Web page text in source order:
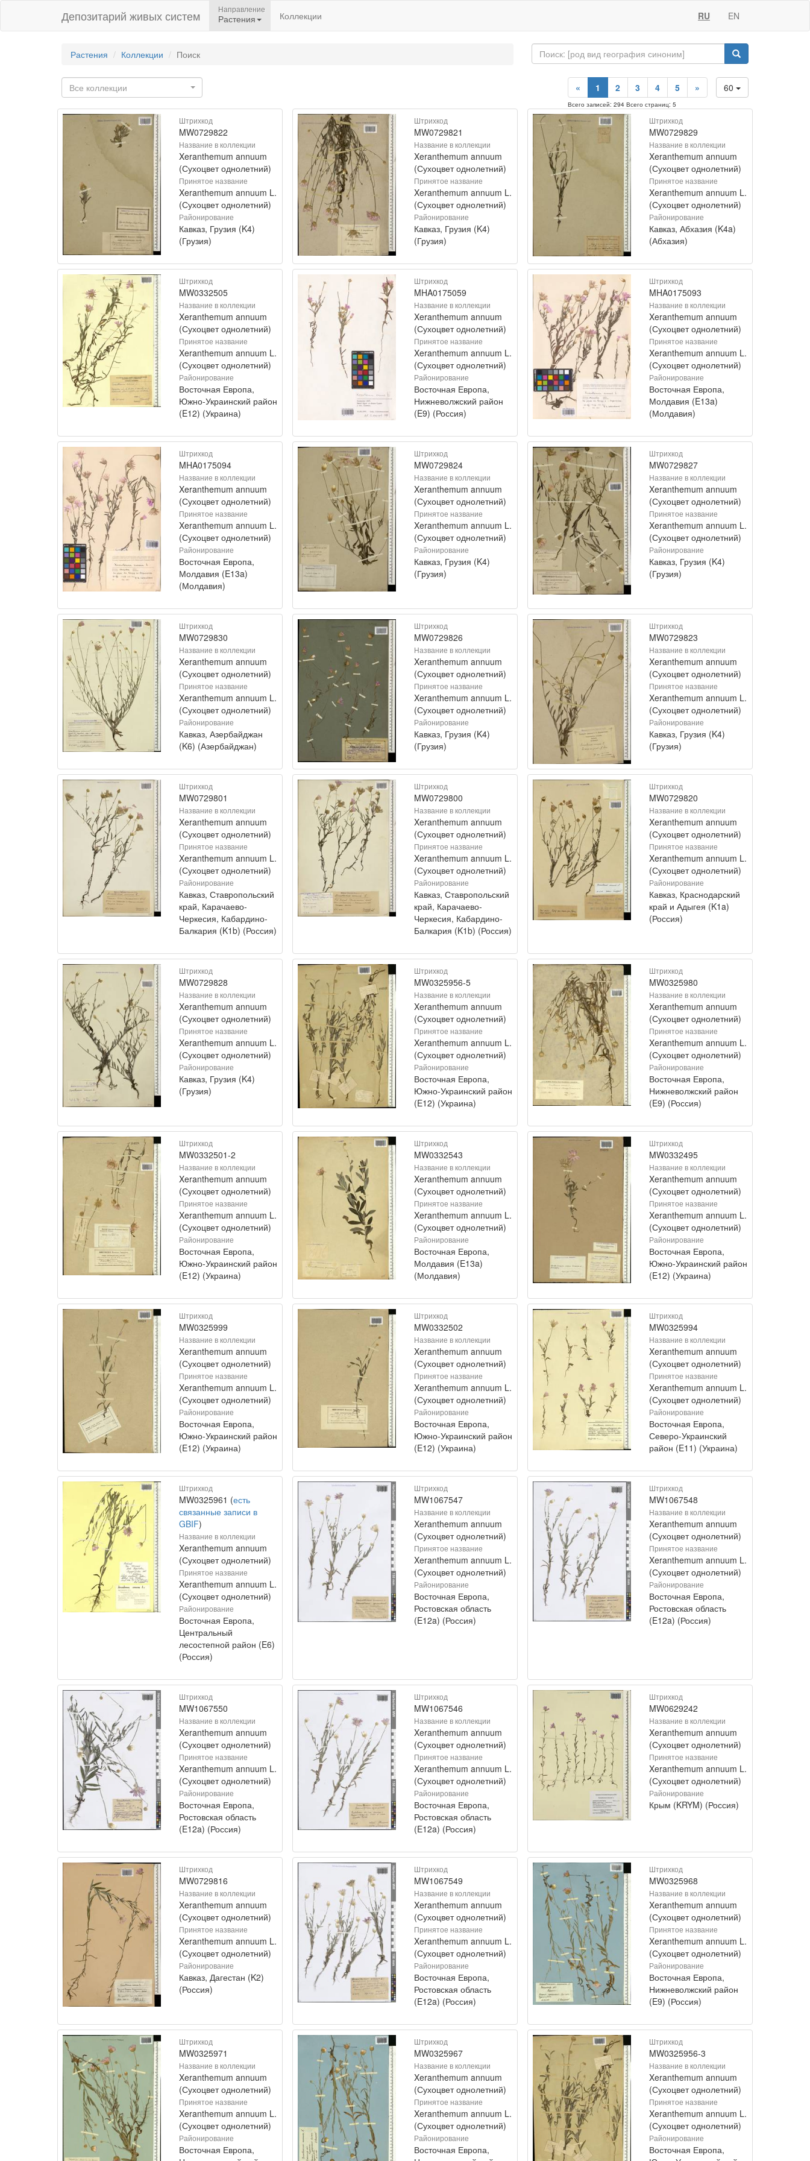
Депозитарий живых систем Направление
Растения Коллекции RU EN
Растения Коллекции Поиск
Все коллекции 60
« 1 2 3 4 5 »
Всего записей: 294 Всего страниц: 5
Штрихкод
MW0729822
Название в коллекции
Xeranthemum annuum
(Сухоцвет однолетний)
Принятое название
Xeranthemum annuum L.
(Сухоцвет однолетний)
Районирование
Кавказ, Грузия (K4)
(Грузия)
Штрихкод
MW0729821
Название в коллекции
Xeranthemum annuum
(Сухоцвет однолетний)
Принятое название
Xeranthemum annuum L.
(Сухоцвет однолетний)
Районирование
Кавказ, Грузия (K4)
(Грузия)
Штрихкод
MW0729829
Название в коллекции
Xeranthemum annuum
(Сухоцвет однолетний)
Принятое название
Xeranthemum annuum L.
(Сухоцвет однолетний)
Районирование
Кавказ, Абхазия (K4a)
(Абхазия)
Штрихкод
MW0332505
Название в коллекции
Xeranthemum annuum
(Сухоцвет однолетний)
Принятое название
Xeranthemum annuum L.
(Сухоцвет однолетний)
Районирование
Восточная Европа,
Южно-Украинский район
(E12) (Украина)
Штрихкод
MHA0175059
Название в коллекции
Xeranthemum annuum
(Сухоцвет однолетний)
Принятое название
Xeranthemum annuum L.
(Сухоцвет однолетний)
Районирование
Восточная Европа,
Нижневолжский район
(E9) (Россия)
Штрихкод
MHA0175093
Название в коллекции
Xeranthemum annuum
(Сухоцвет однолетний)
Принятое название
Xeranthemum annuum L.
(Сухоцвет однолетний)
Районирование
Восточная Европа,
Молдавия (E13a)
(Молдавия)
Штрихкод
MHA0175094
Название в коллекции
Xeranthemum annuum
(Сухоцвет однолетний)
Принятое название
Xeranthemum annuum L.
(Сухоцвет однолетний)
Районирование
Восточная Европа,
Молдавия (E13a)
(Молдавия)
Штрихкод
MW0729824
Название в коллекции
Xeranthemum annuum
(Сухоцвет однолетний)
Принятое название
Xeranthemum annuum L.
(Сухоцвет однолетний)
Районирование
Кавказ, Грузия (K4)
(Грузия)
Штрихкод
MW0729827
Название в коллекции
Xeranthemum annuum
(Сухоцвет однолетний)
Принятое название
Xeranthemum annuum L.
(Сухоцвет однолетний)
Районирование
Кавказ, Грузия (K4)
(Грузия)
Штрихкод
MW0729830
Название в коллекции
Xeranthemum annuum
(Сухоцвет однолетний)
Принятое название
Xeranthemum annuum L.
(Сухоцвет однолетний)
Районирование
Кавказ, Азербайджан
(K6) (Азербайджан)
Штрихкод
MW0729826
Название в коллекции
Xeranthemum annuum
(Сухоцвет однолетний)
Принятое название
Xeranthemum annuum L.
(Сухоцвет однолетний)
Районирование
Кавказ, Грузия (K4)
(Грузия)
Штрихкод
MW0729823
Название в коллекции
Xeranthemum annuum
(Сухоцвет однолетний)
Принятое название
Xeranthemum annuum L.
(Сухоцвет однолетний)
Районирование
Кавказ, Грузия (K4)
(Грузия)
Штрихкод
MW0729801
Название в коллекции
Xeranthemum annuum
(Сухоцвет однолетний)
Принятое название
Xeranthemum annuum L.
(Сухоцвет однолетний)
Районирование
Кавказ, Ставропольский
край, Карачаево-
Черкесия, Кабардино-
Балкария (K1b) (Россия)
Штрихкод
MW0729800
Название в коллекции
Xeranthemum annuum
(Сухоцвет однолетний)
Принятое название
Xeranthemum annuum L.
(Сухоцвет однолетний)
Районирование
Кавказ, Ставропольский
край, Карачаево-
Черкесия, Кабардино-
Балкария (K1b) (Россия)
Штрихкод
MW0729820
Название в коллекции
Xeranthemum annuum
(Сухоцвет однолетний)
Принятое название
Xeranthemum annuum L.
(Сухоцвет однолетний)
Районирование
Кавказ, Краснодарский
край и Адыгея (K1a)
(Россия)
Штрихкод
MW0729828
Название в коллекции
Xeranthemum annuum
(Сухоцвет однолетний)
Принятое название
Xeranthemum annuum L.
(Сухоцвет однолетний)
Районирование
Кавказ, Грузия (K4)
(Грузия)
Штрихкод
MW0325956-5
Название в коллекции
Xeranthemum annuum
(Сухоцвет однолетний)
Принятое название
Xeranthemum annuum L.
(Сухоцвет однолетний)
Районирование
Восточная Европа,
Южно-Украинский район
(E12) (Украина)
Штрихкод
MW0325980
Название в коллекции
Xeranthemum annuum
(Сухоцвет однолетний)
Принятое название
Xeranthemum annuum L.
(Сухоцвет однолетний)
Районирование
Восточная Европа,
Нижневолжский район
(E9) (Россия)
Штрихкод
MW0332501-2
Название в коллекции
Xeranthemum annuum
(Сухоцвет однолетний)
Принятое название
Xeranthemum annuum L.
(Сухоцвет однолетний)
Районирование
Восточная Европа,
Южно-Украинский район
(E12) (Украина)
Штрихкод
MW0332543
Название в коллекции
Xeranthemum annuum
(Сухоцвет однолетний)
Принятое название
Xeranthemum annuum L.
(Сухоцвет однолетний)
Районирование
Восточная Европа,
Молдавия (E13a)
(Молдавия)
Штрихкод
MW0332495
Название в коллекции
Xeranthemum annuum
(Сухоцвет однолетний)
Принятое название
Xeranthemum annuum L.
(Сухоцвет однолетний)
Районирование
Восточная Европа,
Южно-Украинский район
(E12) (Украина)
Штрихкод
MW0325999
Название в коллекции
Xeranthemum annuum
(Сухоцвет однолетний)
Принятое название
Xeranthemum annuum L.
(Сухоцвет однолетний)
Районирование
Восточная Европа,
Южно-Украинский район
(E12) (Украина)
Штрихкод
MW0332502
Название в коллекции
Xeranthemum annuum
(Сухоцвет однолетний)
Принятое название
Xeranthemum annuum L.
(Сухоцвет однолетний)
Районирование
Восточная Европа,
Южно-Украинский район
(E12) (Украина)
Штрихкод
MW0325994
Название в коллекции
Xeranthemum annuum
(Сухоцвет однолетний)
Принятое название
Xeranthemum annuum L.
(Сухоцвет однолетний)
Районирование
Восточная Европа,
Северо-Украинский
район (E11) (Украина)
Штрихкод
MW0325961 (есть
связанные записи в
GBIF)
Название в коллекции
Xeranthemum annuum
(Сухоцвет однолетний)
Принятое название
Xeranthemum annuum L.
(Сухоцвет однолетний)
Районирование
Восточная Европа,
Центральный
лесостепной район (E6)
(Россия)
Штрихкод
MW1067547
Название в коллекции
Xeranthemum annuum
(Сухоцвет однолетний)
Принятое название
Xeranthemum annuum L.
(Сухоцвет однолетний)
Районирование
Восточная Европа,
Ростовская область
(E12a) (Россия)
Штрихкод
MW1067548
Название в коллекции
Xeranthemum annuum
(Сухоцвет однолетний)
Принятое название
Xeranthemum annuum L.
(Сухоцвет однолетний)
Районирование
Восточная Европа,
Ростовская область
(E12a) (Россия)
Штрихкод
MW1067550
Название в коллекции
Xeranthemum annuum
(Сухоцвет однолетний)
Принятое название
Xeranthemum annuum L.
(Сухоцвет однолетний)
Районирование
Восточная Европа,
Ростовская область
(E12a) (Россия)
Штрихкод
MW1067546
Название в коллекции
Xeranthemum annuum
(Сухоцвет однолетний)
Принятое название
Xeranthemum annuum L.
(Сухоцвет однолетний)
Районирование
Восточная Европа,
Ростовская область
(E12a) (Россия)
Штрихкод
MW0629242
Название в коллекции
Xeranthemum annuum
(Сухоцвет однолетний)
Принятое название
Xeranthemum annuum L.
(Сухоцвет однолетний)
Районирование
Крым (KRYM) (Россия)
Штрихкод
MW0729816
Название в коллекции
Xeranthemum annuum
(Сухоцвет однолетний)
Принятое название
Xeranthemum annuum L.
(Сухоцвет однолетний)
Районирование
Кавказ, Дагестан (K2)
(Россия)
Штрихкод
MW1067549
Название в коллекции
Xeranthemum annuum
(Сухоцвет однолетний)
Принятое название
Xeranthemum annuum L.
(Сухоцвет однолетний)
Районирование
Восточная Европа,
Ростовская область
(E12a) (Россия)
Штрихкод
MW0325968
Название в коллекции
Xeranthemum annuum
(Сухоцвет однолетний)
Принятое название
Xeranthemum annuum L.
(Сухоцвет однолетний)
Районирование
Восточная Европа,
Нижневолжский район
(E9) (Россия)
Штрихкод
MW0325971
Название в коллекции
Xeranthemum annuum
(Сухоцвет однолетний)
Принятое название
Xeranthemum annuum L.
(Сухоцвет однолетний)
Районирование
Восточная Европа,
Штрихкод
MW0325967
Название в коллекции
Xeranthemum annuum
(Сухоцвет однолетний)
Принятое название
Xeranthemum annuum L.
(Сухоцвет однолетний)
Районирование
Восточная Европа,
Штрихкод
MW0325956-3
Название в коллекции
Xeranthemum annuum
(Сухоцвет однолетний)
Принятое название
Xeranthemum annuum L.
(Сухоцвет однолетний)
Районирование
Восточная Европа,